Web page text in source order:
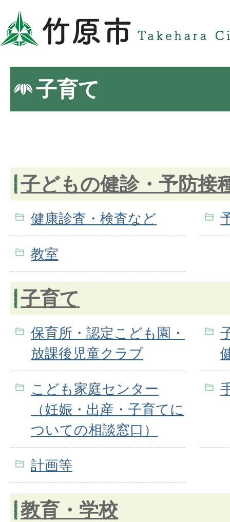
子育て
子どもの健診・予防接
健康診査・検査など
教室
子育て
保育所・認定こども園・
放課後児童クラブ
こども家庭センター
（妊娠・出産・子育てに
ついての相談窓口）
計画等
教育・学校